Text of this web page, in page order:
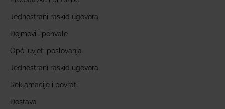
Jednostrani raskid ugovora
Dojmovi i pohvale
Opći uvjeti poslovanja
Jednostrani raskid ugovora
Reklamacije i povrati
Dostava